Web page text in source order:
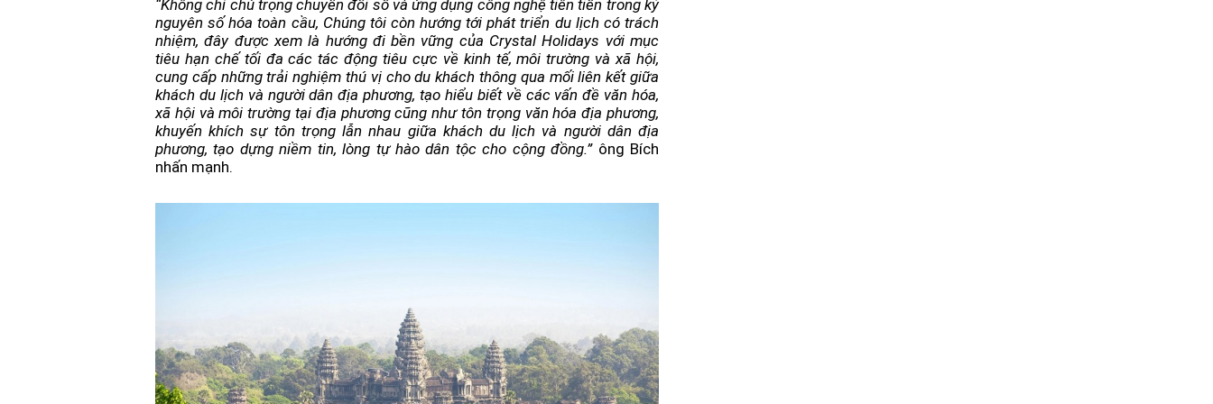
“Không chỉ chú trọng chuyển đổi số và ứng dụng công nghệ tiên tiến trong kỷ
nguyên số hóa toàn cầu, Chúng tôi còn hướng tới phát triển du lịch có trách
nhiệm, đây được xem là hướng đi bền vững của Crystal Holidays với mục
tiêu hạn chế tối đa các tác động tiêu cực về kinh tế, môi trường và xã hội,
cung cấp những trải nghiệm thú vị cho du khách thông qua mối liên kết giữa
khách du lịch và người dân địa phương, tạo hiểu biết về các vấn đề văn hóa,
xã hội và môi trường tại địa phương cũng như tôn trọng văn hóa địa phương,
khuyến khích sự tôn trọng lẫn nhau giữa khách du lịch và người dân địa
phương, tạo dựng niềm tin, lòng tự hào dân tộc cho cộng đồng.”ông Bích
nhấn mạnh.